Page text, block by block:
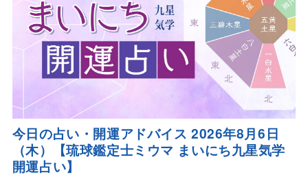
今日の占い・開運アドバイス 2026年8月6日
（木）【琉球鑑定士ミウマ まいにち九星気学
開運占い】